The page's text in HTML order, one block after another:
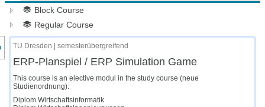
Block Course
Regular Course
des Kursmenüs
TU Dresden | semesterübergreifend
ERP-Planspiel / ERP Simulation Game
This course is an elective modul in the study course (neue
Studienordnung):
Diplom Wirtschaftsinformatik